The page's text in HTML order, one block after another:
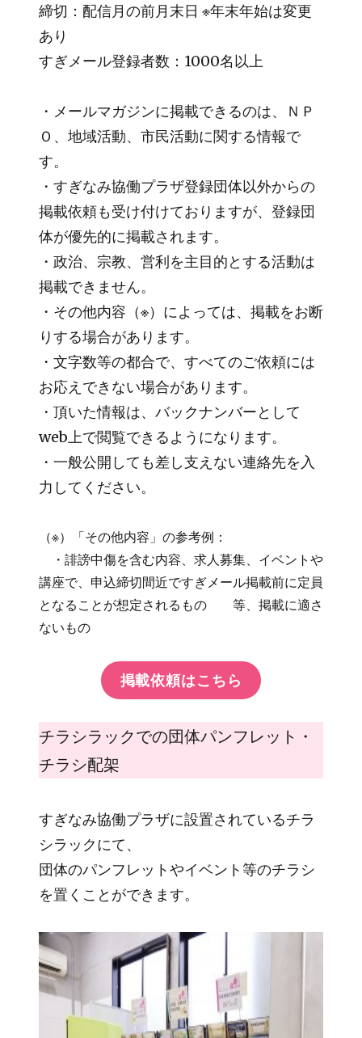
締切：配信月の前月末日 ※年末年始は変更
あり
すぎメール登録者数：1000名以上
・メールマガジンに掲載できるのは、ＮＰ
Ｏ、地域活動、市民活動に関する情報で
す。
・すぎなみ協働プラザ登録団体以外からの
掲載依頼も受け付けておりますが、登録団
体が優先的に掲載されます。
・政治、宗教、営利を主目的とする活動は
掲載できません。
・その他内容（※）によっては、掲載をお断
りする場合があります。
・文字数等の都合で、すべてのご依頼には
お応えできない場合があります。
・頂いた情報は、バックナンバーとして
web上で閲覧できるようになります。
・一般公開しても差し支えない連絡先を入
力してください。
（※）「その他内容」の参考例：
・誹謗中傷を含む内容、求人募集、イベントや
講座で、申込締切間近ですぎメール掲載前に定員
となることが想定されるもの 等、掲載に適さ
ないもの
掲載依頼はこちら
チラシラックでの団体パンフレット・
チラシ配架
すぎなみ協働プラザに設置されているチラ
シラックにて、
団体のパンフレットやイベント等のチラシ
を置くことができます。